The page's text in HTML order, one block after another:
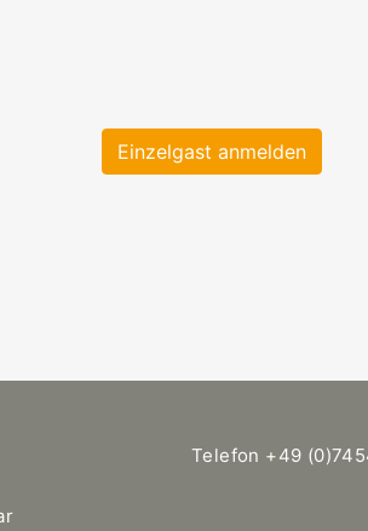
Einzelgast anmelden
Telefon +49